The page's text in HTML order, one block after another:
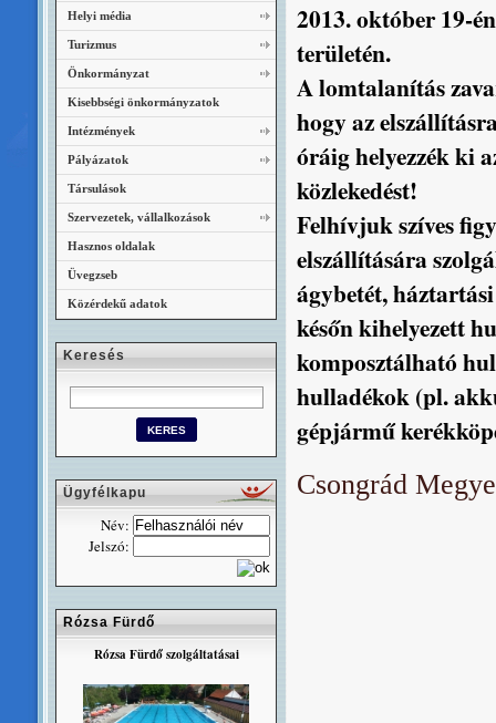
2013. október 19-
területén.
A lomtalanítás
hogy az
óráig helyezzék ki
közlekedést!
Felhívjuk szíves
elszállítására
ágybetét, háztartási
későn kihelyezett
komposztálható
hulladékok (pl.
gépjármű
Csongrád
Helyi média
Turizmus
Önkormányzat
Kisebbségi önkormányzatok
Intézmények
Pályázatok
Társulások
Szervezetek, vállalkozások
Hasznos oldalak
Üvegzseb
Közérdekű adatok
Keresés
Ügyfélkapu
Név:
Jelszó:
Rózsa Fürdő
Rózsa Fürdő szolgáltatásai